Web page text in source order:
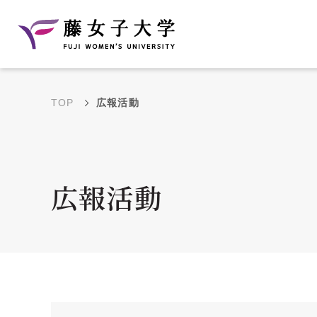
学部・学科の教育目的
大学院の教育目的
TOP 広報活動
広報活動